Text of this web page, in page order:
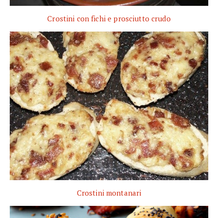
Crostini con fichi e prosciutto crudo
Crostini montanari